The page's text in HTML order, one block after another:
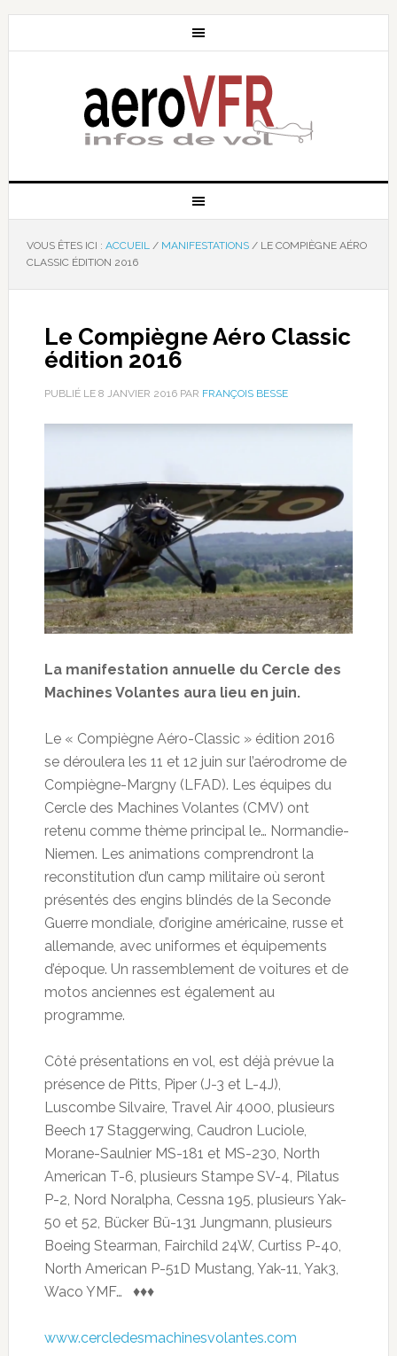
VOUS ÊTES ICI : ACCUEIL / MANIFESTATIONS /LE COMPIÈGNE AÉRO
CLASSIC ÉDITION 2016
Le Compiègne Aéro Classic
édition 2016
PUBLIÉ LE 8 JANVIER 2016PAR FRANÇOIS BESSE
La manifestation annuelle du Cercle des
Machines Volantes aura lieu en juin.
Le « Compiègne Aéro-Classic » édition 2016
se déroulera les 11 et 12 juin sur l’aérodrome de
Compiègne-Margny (LFAD). Les équipes du
Cercle des Machines Volantes (CMV) ont
retenu comme thème principal le… Normandie-
Niemen. Les animations comprendront la
reconstitution d’un camp militaire où seront
présentés des engins blindés de la Seconde
Guerre mondiale, d’origine américaine, russe et
allemande, avec uniformes et équipements
d’époque. Un rassemblement de voitures et de
motos anciennes est également au
programme.
Côté présentations en vol, est déjà prévue la
présence de Pitts, Piper (J-3 et L-4J),
Luscombe Silvaire, Travel Air 4000, plusieurs
Beech 17 Staggerwing, Caudron Luciole,
Morane-Saulnier MS-181 et MS-230, North
American T-6, plusieurs Stampe SV-4, Pilatus
P-2, Nord Noralpha, Cessna 195, plusieurs Yak-
50 et 52, Bücker Bü-131 Jungmann, plusieurs
Boeing Stearman, Fairchild 24W, Curtiss P-40,
North American P-51D Mustang, Yak-11, Yak3,
Waco YMF… ♦♦♦
www.cercledesmachinesvolantes.com